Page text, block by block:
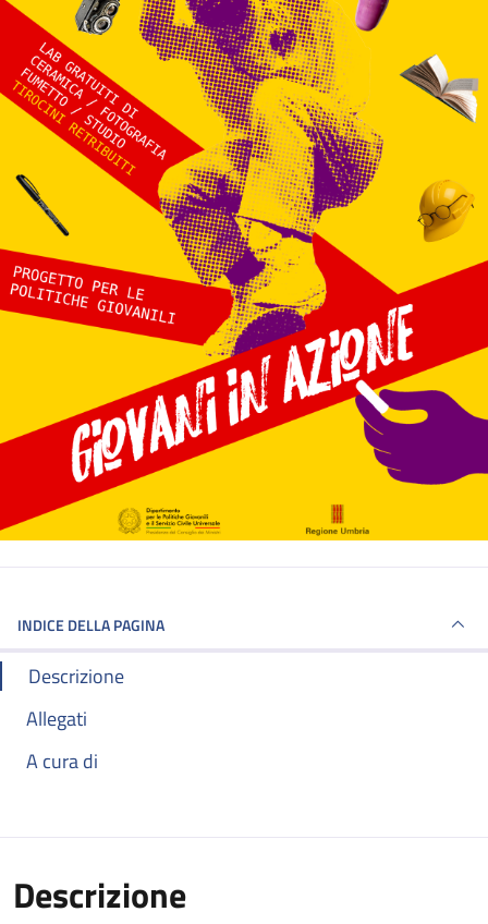
INDICE DELLA PAGINA
Descrizione
Allegati
A cura di
Descrizione